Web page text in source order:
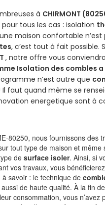
à CHIRMONT
tous les cas : isolation
maison confortable
, c’est tout à fait possible.
, notre offre vous
Isolation des combles a
n’est autre que
Il faut quand même se
energetique sont à
80250, nous fournissons des
tout type de maison et même
desurface isoler. Ainsi, si
vos travaux, vous
à savoir : le technique de
de haute qualité. À la fin
consommation, vous n’avez